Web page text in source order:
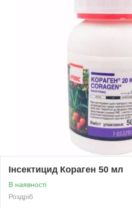
Інсектицид Кораген 50 мл
В наявності
Роздріб